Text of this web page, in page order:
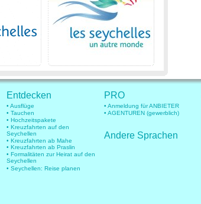
Entdecken
• Ausflüge
• Tauchen
• Hochzeitspakete
• Kreuzfahrten auf den
Seychellen
• Kreuzfahrten ab Mahe
• Kreuzfahrten ab Praslin
• Formalitäten zur Heirat auf den
Seychellen
• Seychellen: Reise planen
PRO
• Anmeldung für ANBIETER
• AGENTUREN (gewerblich)
Andere Sprachen